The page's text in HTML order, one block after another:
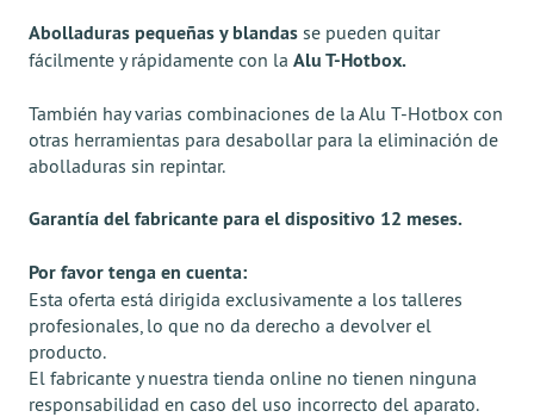
Abolladuras pequeñas y blandas se pueden quitar
fácilmente y rápidamente con la Alu T-Hotbox.
También hay varias combinaciones de la Alu T-Hotbox con
otras herramientas para desabollar para la eliminación de
abolladuras sin repintar.
Garantía del fabricante para el dispositivo 12 meses.
Por favor tenga en cuenta:
Esta oferta está dirigida exclusivamente a los talleres
profesionales, lo que no da derecho a devolver el
producto.
El fabricante y nuestra tienda online no tienen ninguna
responsabilidad en caso del uso incorrecto del aparato.